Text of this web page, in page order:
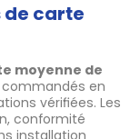
de carte
moyenne de
commandés en
vérifiées. Les
conformité